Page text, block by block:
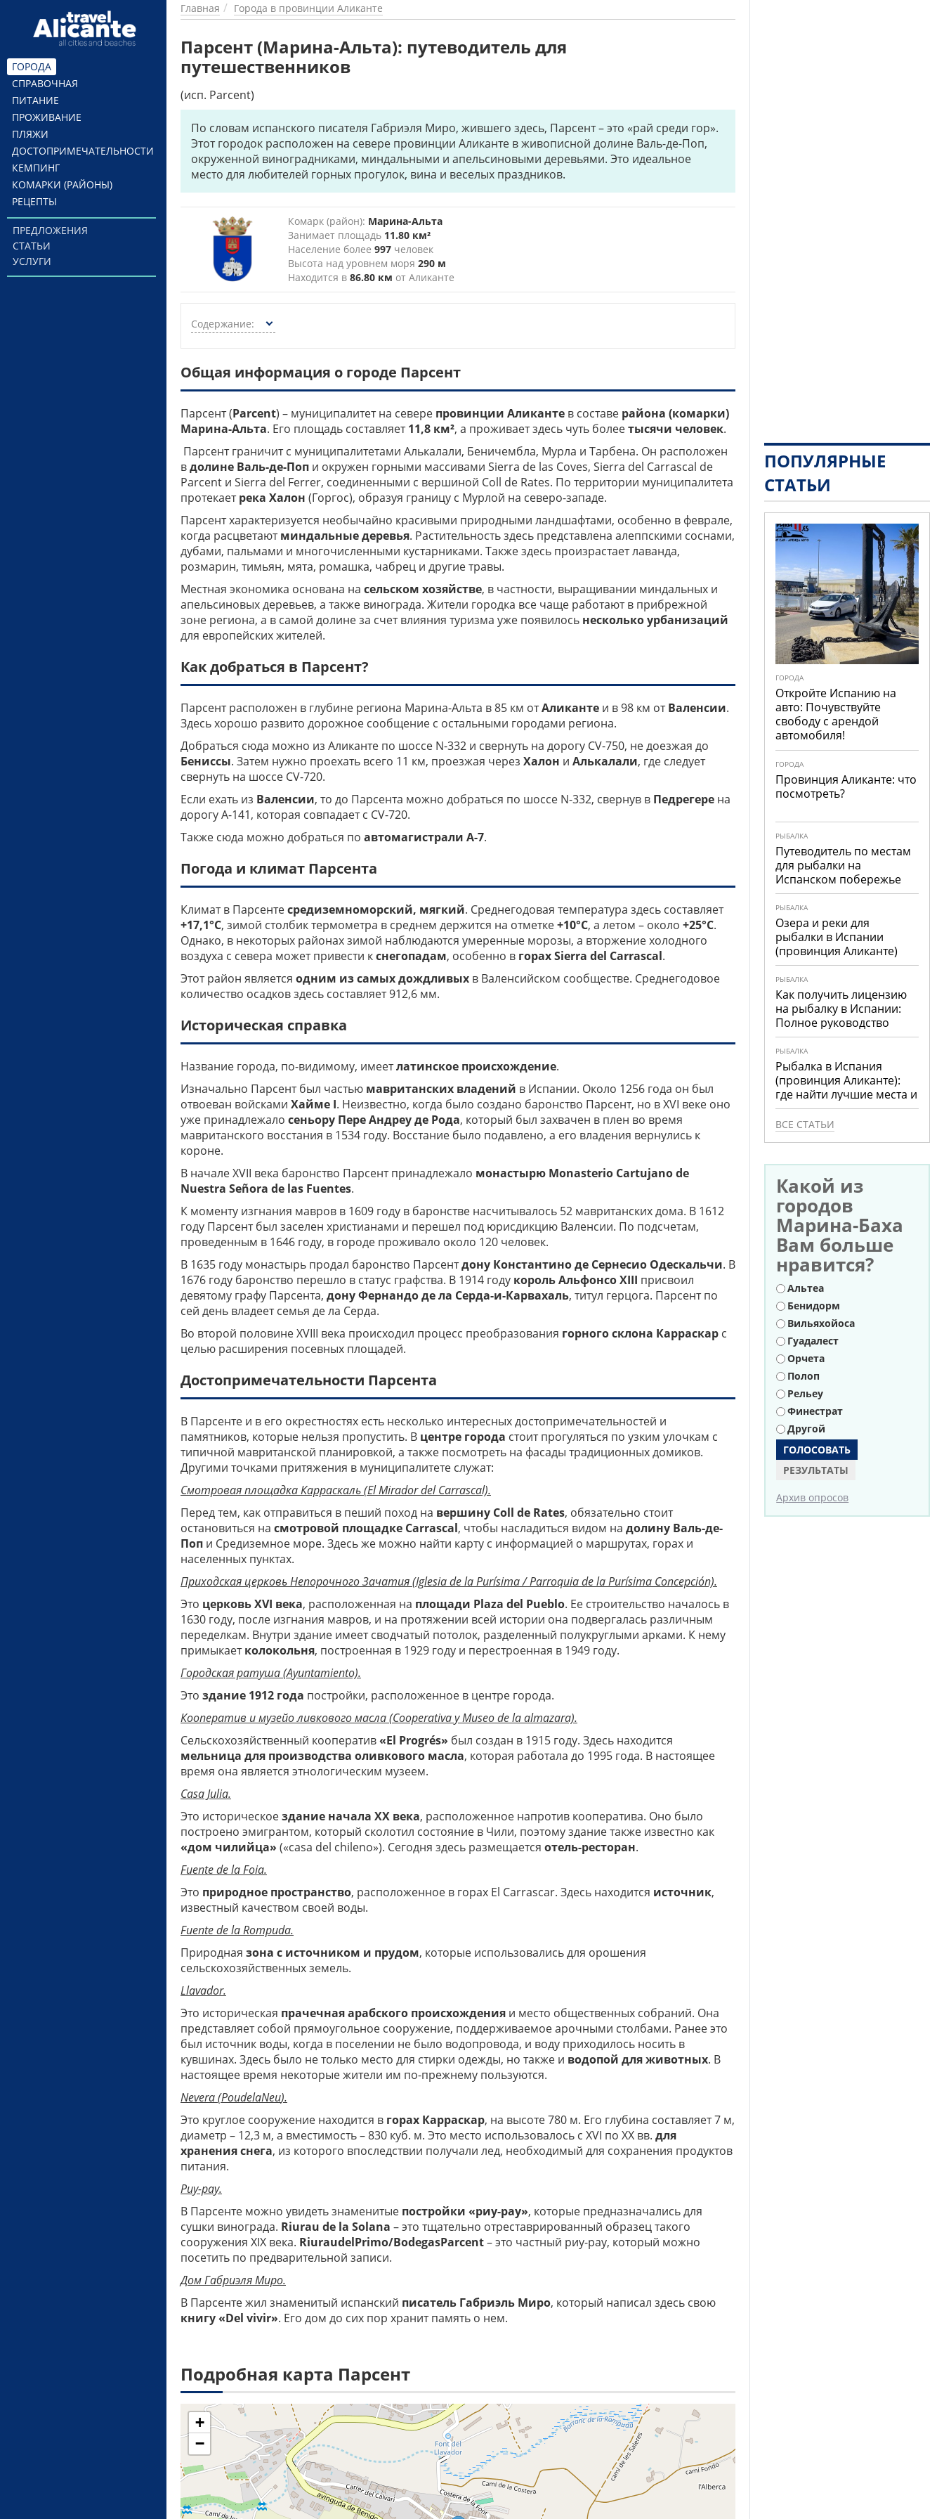
Перейти к основному содержанию
ГОРОДА
СПРАВОЧНАЯ
ПИТАНИЕ
ПРОЖИВАНИЕ
ПЛЯЖИ
ДОСТОПРИМЕЧАТЕЛЬНОСТИ
КЕМПИНГ
КОМАРКИ (РАЙОНЫ)
РЕЦЕПТЫ
ПРЕДЛОЖЕНИЯ
СТАТЬИ
УСЛУГИ
Главная Города в провинции Аликанте
Парсент (Марина-Альта): путеводитель для
путешественников
(исп. Parcent)
По словам испанского писателя Габриэля Миро, жившего здесь, Парсент – это «рай среди гор».
Этот городок расположен на севере провинции Аликанте в живописной долине Валь-де-Поп,
окруженной виноградниками, миндальными и апельсиновыми деревьями. Это идеальное
место для любителей горных прогулок, вина и веселых праздников.
Комарк (район): Марина-Альта
Занимает площадь 11.80 км²
Население более 997 человек
Высота над уровнем моря 290 м
Находится в 86.80 км от Аликанте
Содержание:
Общая информация о городе Парсент
Парсент (Parcent) – муниципалитет на севере провинции Аликанте в составе района (комарки)
Марина-Альта. Его площадь составляет11,8 км², а проживает здесь чуть болеетысячи человек.
Парсент граничит с муниципалитетами Алькалали, Беничембла, Мурла и Тарбена. Он расположен
вдолине Валь-де-Поп и окружен горными массивами Sierra de las Coves, Sierra del Carrascal de
Parcent и Sierra del Ferrer, соединенными с вершиной Coll de Rates. По территории муниципалитета
протекаетрека Халон (Горгос), образуя границу с Мурлой на северо-западе.
Парсент характеризуется необычайно красивыми природными ландшафтами, особенно в феврале,
когда расцветаютминдальные деревья. Растительность здесь представлена алеппскими соснами,
дубами, пальмами и многочисленными кустарниками. Также здесь произрастает лаванда,
розмарин, тимьян, мята, ромашка, чабрец и другие травы.
Местная экономика основана на сельском хозяйстве, в частности, выращивании миндальных и
апельсиновых деревьев, а также винограда. Жители городка все чаще работают в прибрежной
зоне региона, а в самой долине за счет влияния туризма уже появилось несколько урбанизаций
для европейских жителей.
Как добраться в Парсент?
Парсент расположен в глубине региона Марина-Альта в 85 км отАликанте и в 98 км отВаленсии.
Здесь хорошо развито дорожное сообщение с остальными городами региона.
Добраться сюда можно из Аликанте по шоссе N-332 и свернуть на дорогу CV-750, не доезжая до
Бениссы. Затем нужно проехать всего 11 км, проезжая через Халон и Алькалали, где следует
свернуть на шоссе CV-720.
Если ехать из Валенсии, то до Парсента можно добраться по шоссе N-332, свернув в Педрегере на
дорогу A-141, которая совпадает с CV-720.
Также сюда можно добраться по автомагистрали A-7.
Погода и климат Парсента
Климат в Парсентесредиземноморский, мягкий. Среднегодовая температура здесь составляет
+17,1°C, зимой столбик термометра в среднем держится на отметке+10°C, а летом – около +25°C.
Однако, в некоторых районах зимой наблюдаются умеренные морозы, а вторжение холодного
воздуха с севера может привести кснегопадам, особенно в горахSierra del Carrascal.
Этот район является одним из самых дождливых в Валенсийском сообществе. Среднегодовое
количество осадков здесь составляет 912,6 мм.
Историческая справка
Название города, по-видимому, имеетлатинское происхождение.
Изначально Парсент был частью мавританских владений в Испании. Около 1256 года он был
отвоеван войсками Хайме I. Неизвестно, когда было создано баронство Парсент, но в XVI веке оно
уже принадлежало сеньору Пере Андреу де Рода, который был захвачен в плен во время
мавританского восстания в 1534 году. Восстание было подавлено, а его владения вернулись к
короне.
В начале XVII века баронство Парсент принадлежало монастырю Monasterio Cartujano de
Nuestra Señora de las Fuentes.
К моменту изгнания мавров в 1609 году в баронстве насчитывалось 52 мавританских дома. В 1612
году Парсент был заселен христианами и перешел под юрисдикцию Валенсии. По подсчетам,
проведенным в 1646 году, в городе проживало около 120 человек.
В 1635 году монастырь продал баронство Парсентдону Константино де Сернесио Одескальчи. В
1676 году баронство перешло в статус графства. В 1914 году король Альфонсо XIII присвоил
девятому графу Парсента, дону Фернандо де ла Серда-и-Карвахаль, титул герцога. Парсент по
сей день владеет семья де ла Серда.
Во второй половине XVIII века происходил процесс преобразования горного склона Карраскар с
целью расширения посевных площадей.
Достопримечательности Парсента
В Парсенте и в его окрестностях есть несколько интересных достопримечательностей и
памятников, которые нельзя пропустить. В центре города стоит прогуляться по узким улочкам с
типичной мавританской планировкой, а также посмотреть на фасады традиционных домиков.
Другими точками притяжения в муниципалитете служат:
Смотровая площадка Карраскаль (El Mirador del Carrascal).
Перед тем, как отправиться в пеший поход на вершину Coll de Rates, обязательно стоит
остановиться на смотровой площадке Carrascal, чтобы насладиться видом на долину Валь-де-
Поп и Средиземное море. Здесь же можно найти карту с информацией о маршрутах, горах и
населенных пунктах.
Приходская церковьНепорочногоЗачатия(Iglesia de la Purísima / Parroquia de la Purísima Concepción).
Это церковь XVI века, расположенная на площади Plaza del Pueblo. Ее строительство началось в
1630 году, после изгнания мавров, и на протяжении всей истории она подвергалась различным
переделкам. Внутри здание имеет сводчатый потолок, разделенный полукруглыми арками. К нему
примыкаетколокольня, построенная в 1929 году и перестроенная в 1949 году.
Городская ратуша (Ayuntamiento).
Это здание 1912 года постройки, расположенное в центре города.
Кооператив имузейо ливковогомасла(Cooperativa y Museo de la almazara).
Сельскохозяйственный кооператив«El Progrés» был создан в 1915 году. Здесь находится
мельница для производства оливкового масла, которая работала до 1995 года. В настоящее
время она является этнологическим музеем.
Casa Julia.
Это историческоездание начала XX века, расположенное напротив кооператива. Оно было
построено эмигрантом, который сколотил состояние в Чили, поэтому здание также известно как
«дом чилийца» («casa del chileno»). Сегодня здесь размещается отель-ресторан.
Fuente de la Foia.
Это природное пространство, расположенное в горах El Carrascar. Здесь находится источник,
известный качеством своей воды.
FuentedelaRompuda.
Природная зона с источником и прудом, которые использовались для орошения
сельскохозяйственных земель.
Llavador.
Это историческая прачечная арабского происхождения и место общественных собраний. Она
представляет собой прямоугольное сооружение, поддерживаемое арочными столбами. Ранее это
был источник воды, когда в поселении не было водопровода, и воду приходилось носить в
кувшинах. Здесь было не только место для стирки одежды, но также и водопой для животных. В
настоящее время некоторые жители им по-прежнему пользуются.
Nevera(PoudelaNeu).
Это круглое сооружение находится в горах Карраскар, на высоте 780 м. Его глубина составляет 7 м,
диаметр – 12,3 м, а вместимость – 830 куб. м. Это место использовалось с XVI по XX вв. для
хранения снега, из которого впоследствии получали лед, необходимый для сохранения продуктов
питания.
Риу-рау.
В Парсенте можно увидеть знаменитые постройки «риу-рау», которые предназначались для
сушки винограда. Riurau de la Solana – это тщательно отреставрированный образец такого
сооружения XIX века. RiuraudelPrimo/BodegasParcent– это частный риу-рау, который можно
посетить по предварительной записи.
Дом Габриэля Миро.
В Парсенте жил знаменитый испанский писатель Габриэль Миро, который написал здесь свою
книгу «Del vivir». Его дом до сих пор хранит память о нем.
Подробная карта Парсент
+
−
ПОПУЛЯРНЫЕ
СТАТЬИ
ГОРОДА
Откройте Испанию на
авто: Почувствуйте
свободу с арендой
автомобиля!
ГОРОДА
Провинция Аликанте: что
посмотреть?
РЫБАЛКА
Путеводитель по местам
для рыбалки на
Испанском побережье
РЫБАЛКА
Озера и реки для
рыбалки в Испании
(провинция Аликанте)
РЫБАЛКА
Как получить лицензию
на рыбалку в Испании:
Полное руководство
РЫБАЛКА
Рыбалка в Испания
(провинция Аликанте):
где найти лучшие места и
что ловить
ВСЕ СТАТЬИ
Какой из
городов
Марина-Баха
Вам больше
нравится?
Варианты
Альтеа
Бенидорм
Вильяхойоса
Гуадалест
Орчета
Полоп
Рельеу
Финестрат
Другой
РЕЗУЛЬТАТЫ
Архив опросов